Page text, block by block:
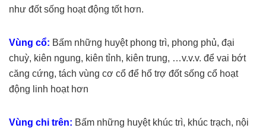
như đốt sống hoạt động tốt hơn.
Vùng cổ: Bấm những huyệt phong trì, phong phủ, đại
chuỳ, kiên ngung, kiên tỉnh, kiên trung, …v.v.v. để vai bớt
căng cứng, tách vùng cơ cổ để hổ trợ đốt sống cổ hoạt
động linh hoạt hơn
Vùng chi trên: Bấm những huyệt khúc trì, khúc trạch, nội